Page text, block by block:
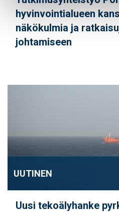
hyvinvointialueen
näkökulmia ja
johtamiseen
UUTINEN
Uusi tekoälyhanke